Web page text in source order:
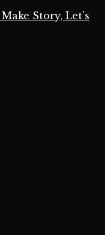
Story, Let's